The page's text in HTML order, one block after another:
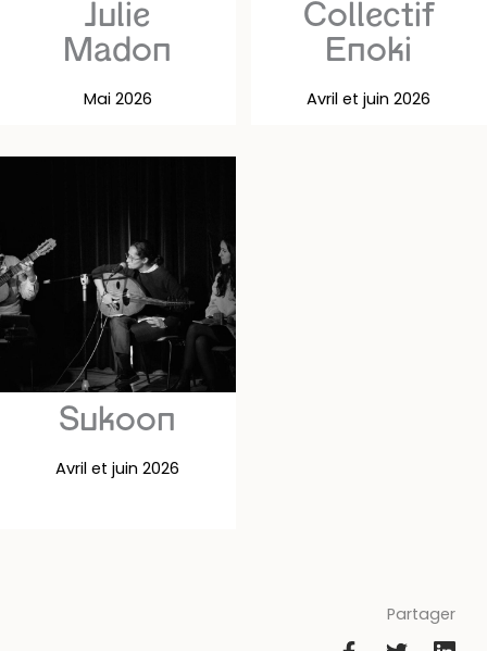
Julie
Madon
Mai 2026
Collectif
Enoki
Avril et juin 2026
Sukoon
Avril et juin 2026
Partager